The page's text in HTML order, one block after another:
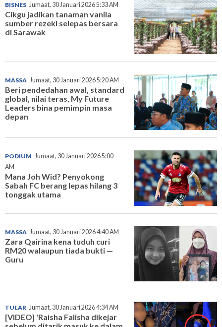
BISNES Jumaat, 30 Januari 2026 5:33 AM
Cikgu jadikan tanaman vanila
sumber rezeki selepas bersara
di Sarawak
MASSA Jumaat, 30 Januari 2026 5:20 AM
Beri pendedahan awal, standard
global, nilai teras, My Future
Leaders bina pemimpin masa
depan
PODIUM Jumaat, 30 Januari 2026 5:00
AM
Mana Joh Wid? Penyokong
Sabah FC berang lepas hilang 3
tonggak utama
MASSA Jumaat, 30 Januari 2026 4:40 AM
Zara Qairina kena tuduh curi
RM20 walaupun tiada bukti —
Guru
TULAR Jumaat, 30 Januari 2026 4:34 AM
[VIDEO] 'Raisha Falisha dikejar